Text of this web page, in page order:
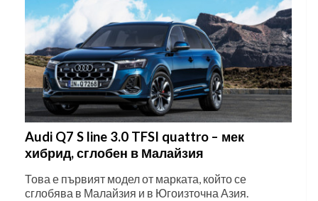
Audi Q7 S line 3.0 TFSI quattro – мек
хибрид, сглобен в Малайзия
Това е първият модел от марката, който се
сглобява в Малайзия и в Югоизточна Азия.